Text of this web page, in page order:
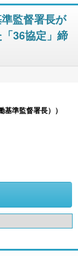
監督署長が
36協定」締
準監督署長） ）